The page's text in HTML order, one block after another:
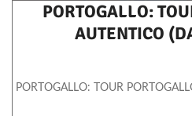
PORTOGALLO:
AUTENTICO
PORTOGALLO: TOUR